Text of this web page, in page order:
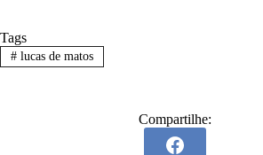
Tags
#lucas de matos
Compartilhe: